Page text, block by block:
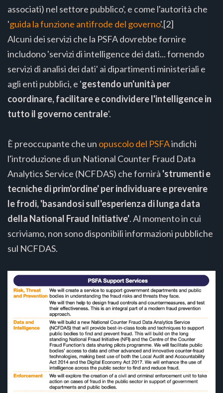
associati) nel settore pubblico', e come l'autorità che
'guida la funzione antifrode del governo'.[2]
Alcuni dei servizi che la PSFA dovrebbe fornire
includono 'servizi di intelligence dei dati... fornendo
servizi di analisi dei dati' ai dipartimenti ministeriali e
agli enti pubblici, e 'gestendo un'unità per
coordinare, facilitare e condividere l'intelligence in
tutto il governo centrale'.
È preoccupante che un opuscolo del PSFAindichi
l'introduzione di un National Counter Fraud Data
Analytics Service (NCFDAS) che fornirà 'strumenti e
tecniche di prim'ordine' per individuare e prevenire
le frodi, 'basandosi sull'esperienza di lunga data
della National Fraud Initiative'. Al momento in cui
scriviamo, non sono disponibili informazioni pubbliche
sul NCFDAS.